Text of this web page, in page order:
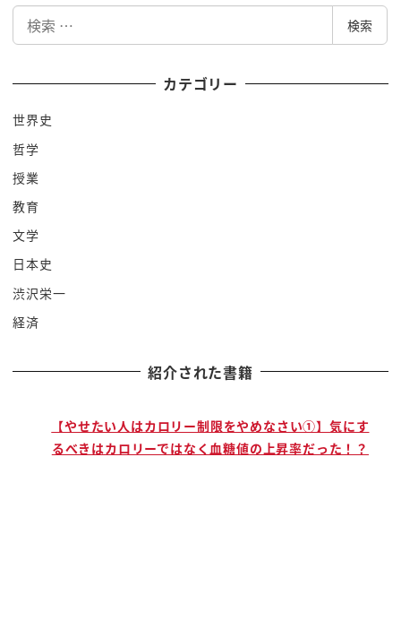
ラジオに出てはいけないとなったん
ところが
ぱりもうぎっちりといいますからね
あいつはまだしうち早いでしょうかも多分人間関係
も色々あるわけですよ
あいつはまだシリーズだめだ
んななう
ブーブよてそう
人がラジオでますって
やったんですって
実はなんとそこでですね吉本ゴールが出てくるんで
そこでラジオに出演するという落語家を支援したの
なんですって出たらエアでたら会&はこれから潮の時
代かもしれんだっつってですね
検
索
検索
カテゴリー
世界史
哲学
授業
教育
文学
日本史
渋沢栄一
経済
紹介された書籍
【やせたい人はカロリー制限をやめなさい①】気にす
るべきはカロリーではなく血糖値の上昇率だった！？